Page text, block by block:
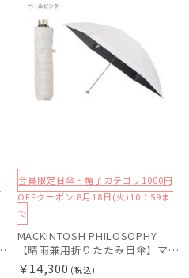
ラー刺繍 遮光99.99％ UV99％ 日本製
会員限定日傘・帽子カテゴリ1000円
OFFクーポン 8月18日(火)10：59ま
で
MACKINTOSH PHILOSOPHY
【晴雨兼用折りたたみ日傘】マッキントッシュ フィロソフィー (MACKINTOSH PHILOSOPHY) ボーダー
￥14,300 (税込)